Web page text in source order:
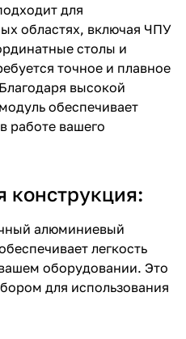
для
областях, включая ЧПУ
столы и
точное и плавное
высокой
обеспечивает
работе вашего
конструкция:
алюминиевый
легкость
оборудовании. Это
для использования